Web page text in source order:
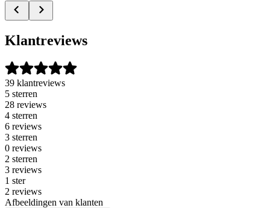
Klantreviews
39 klantreviews
5 sterren
28 reviews
4 sterren
6 reviews
3 sterren
0 reviews
2 sterren
3 reviews
1 ster
2 reviews
Afbeeldingen van klanten